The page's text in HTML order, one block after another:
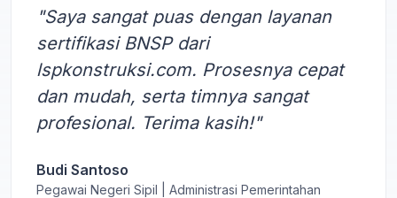
"Saya sangat puas dengan layanan
sertifikasi BNSP dari
lspkonstruksi.com. Prosesnya cepat
dan mudah, serta timnya sangat
profesional. Terima kasih!"
Budi Santoso
Pegawai Negeri Sipil | Administrasi Pemerintahan